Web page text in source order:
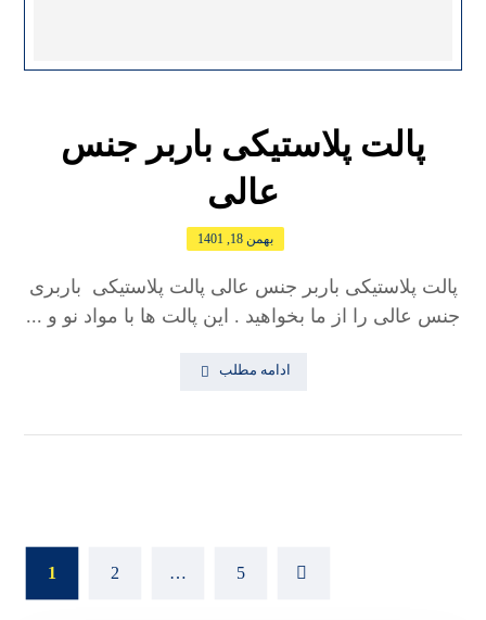
پالت پلاستیکی باربر جنس
عالی
بهمن 18, 1401
پالت پلاستیکی باربر جنس عالی پالت پلاستیکی باربری
جنس عالی را از ما بخواهید . این پالت ها با مواد نو و ...
ادامه مطلب
1 2 … 5